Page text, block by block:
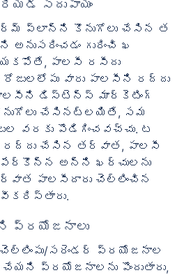
సదుపాయం
ప్లాన్‌ని కొనుగోలు చేసిన త
గురించి ఖ
పాలసీ రసీదు
రోజులలోపు వారు పాలసీని రద్దు
డిస్టెన్స్ మార్కెటింగ్
చేసినట్లయితే, సమ
వరకు పొడిగించవచ్చు. ట
రద్దు చేసిన తర్వాత, పాలసీ
పేర్కొన్న అన్ని ఖర్చులను
పాలసీదారు చెల్లించిన
ప్రయోజనాలు
చెల్లింపు/సరెండర్ ప్రయోజనాల
చేయని ప్రయోజనాలను పొందుతారు,